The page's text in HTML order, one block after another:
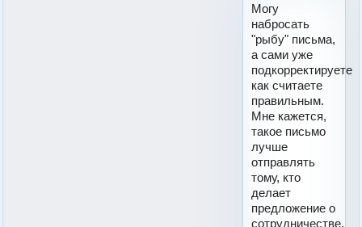
Могу
набросать
"рыбу" письма,
а сами уже
подкорректируете
как считаете
правильным.
Мне кажется,
такое письмо
лучше
отправлять
тому, кто
делает
предложение о
сотрудничестве.